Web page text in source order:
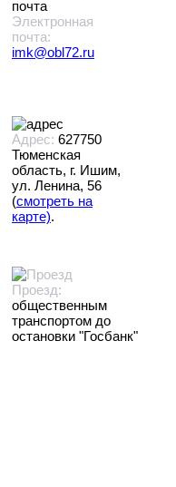
Электронная
почта:
imk@obl72.ru
Адрес: 627750
Тюменская
область, г. Ишим,
ул. Ленина, 56
(смотреть на
карте).
Проезд:
общественным
транспортом до
остановки "Госбанк"